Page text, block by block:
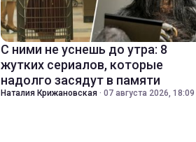
С ними не уснешь до утра: 8
жутких сериалов, которые
надолго засядут в памяти
Наталия Крижановская · 07 августа 2026, 18:09